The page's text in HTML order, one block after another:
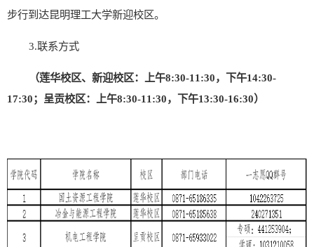
步行到达昆明理工大学新迎校区。
3.联系方式
（莲华校区、 新迎校区：上午8:30-11:30，下午14:30-
17:30； 呈贡校区：上午8:30-11:30，下午13:30-16:30）